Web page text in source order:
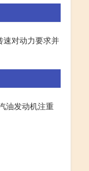
速对动力要求并
油发动机注重